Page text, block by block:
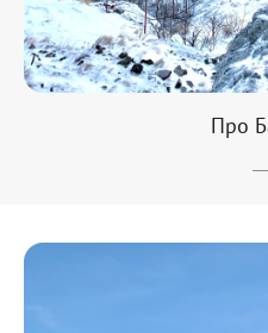
Про